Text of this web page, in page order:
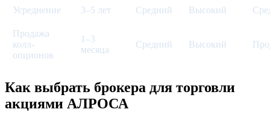
Усреднение 3–5 лет Средний Высокий
Продажа
колл-
опционов
1–3
месяца
Средний Высокий
Как выбрать брокера для торговли
акциями АЛРОСА